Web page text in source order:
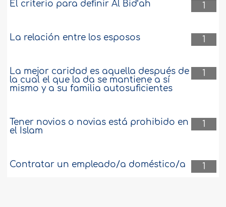
1
El criterio para definir Al Bid‘ah
1
La relación entre los esposos
1
La mejor caridad es aquella después de
la cual el que la da se mantiene a sí
mismo y a su familia autosuficientes
1
Tener novios o novias está prohibido en
el Islam
1
Contratar un empleado/a doméstico/a